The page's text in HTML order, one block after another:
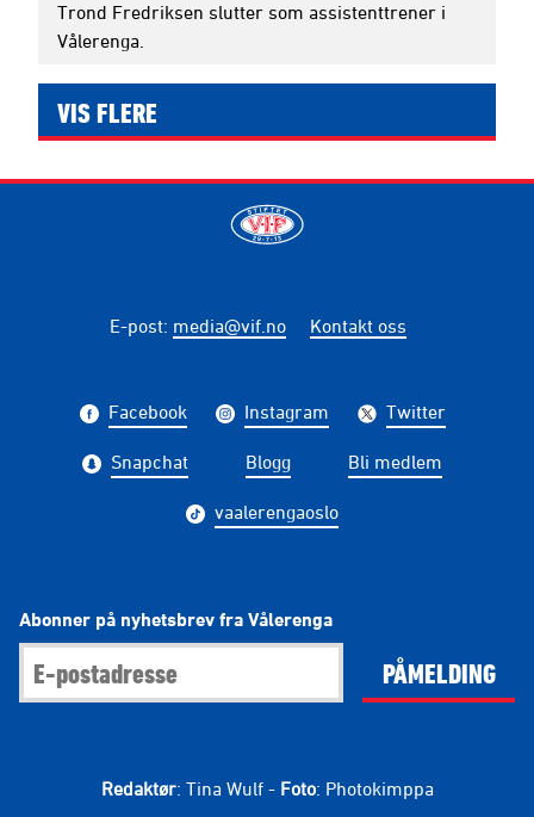
Trond Fredriksen slutter som assistenttrener i
Vålerenga.
VIS FLERE
E-post: media@vif.no Kontakt oss
Facebook Instagram Twitter
Snapchat Blogg Bli medlem
vaalerengaoslo
Abonner på nyhetsbrev fra Vålerenga
PÅMELDING
Redaktør: Tina Wulf - Foto: Photokimppa